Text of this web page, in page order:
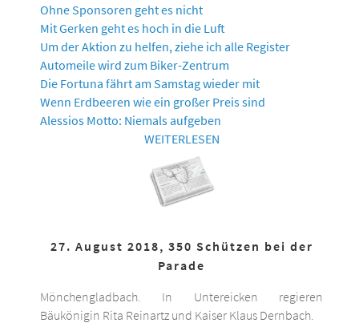
Ohne Sponsoren geht es nicht
Mit Gerken geht es hoch in die Luft
Um der Aktion zu helfen, ziehe ich alle Register
Automeile wird zum Biker-Zentrum
Die Fortuna fährt am Samstag wieder mit
Wenn Erdbeeren wie ein großer Preis sind
Alessios Motto: Niemals aufgeben
WEITERLESEN
27. August 2018, 350 Schützen bei der
Parade
Mönchengladbach. In Untereicken regieren
Bäukönigin Rita Reinartz und Kaiser Klaus Dernbach.